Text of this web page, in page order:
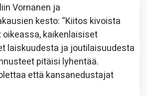
Vornanen ja
kesto: “Kiitos kivoista
kaikenlaisiset
laiskuudesta ja joutilaisuudesta
pitäisi lyhentää.
että kansanedustajat